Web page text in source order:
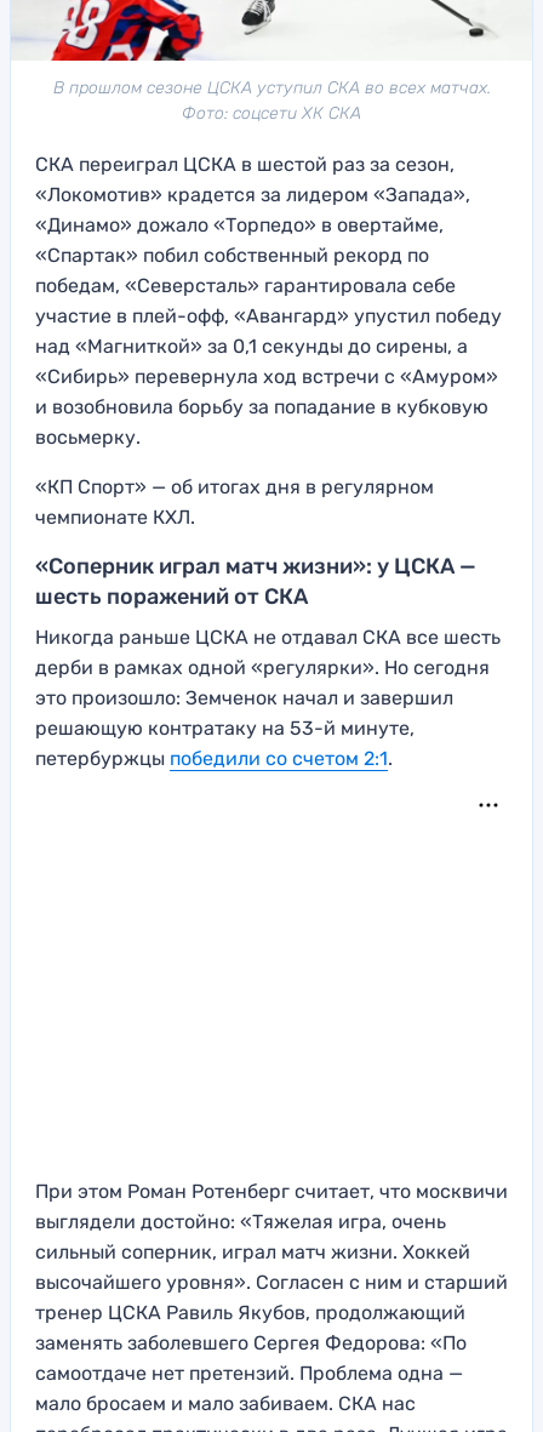
В прошлом сезоне ЦСКА уступил СКА во всех матчах.
Фото: соцсети ХК СКА
СКА переиграл ЦСКА в шестой раз за сезон,
«Локомотив» крадется за лидером «Запада»,
«Динамо» дожало «Торпедо» в овертайме,
«Спартак» побил собственный рекорд по
победам, «Северсталь» гарантировала себе
участие в плей-офф, «Авангард» упустил победу
над «Магниткой» за 0,1 секунды до сирены, а
«Сибирь» перевернула ход встречи с «Амуром»
и возобновила борьбу за попадание в кубковую
восьмерку.
«КП Спорт» — об итогах дня в регулярном
чемпионате КХЛ.
«Соперник играл матч жизни»: у ЦСКА —
шесть поражений от СКА
Никогда раньше ЦСКА не отдавал СКА все шесть
дерби в рамках одной «регулярки». Но сегодня
это произошло: Земченок начал и завершил
решающую контратаку на 53-й минуте,
петербуржцы победили со счетом 2:1.
При этом Роман Ротенберг считает, что москвичи
выглядели достойно: «Тяжелая игра, очень
сильный соперник, играл матч жизни. Хоккей
высочайшего уровня». Согласен с ним и старший
тренер ЦСКА Равиль Якубов, продолжающий
заменять заболевшего Сергея Федорова: «По
самоотдаче нет претензий. Проблема одна —
мало бросаем и мало забиваем. СКА нас